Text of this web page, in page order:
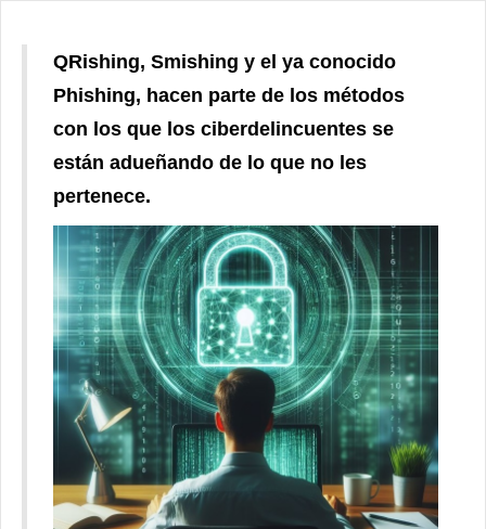
QRishing, Smishing y el ya conocido
Phishing, hacen parte de los métodos
con los que los ciberdelincuentes se
están adueñando de lo que no les
pertenece.